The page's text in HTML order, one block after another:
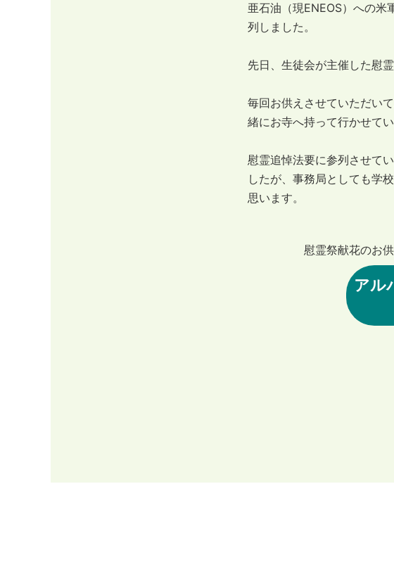
亜石油（現ENEOS）への米
列しました。
先日、生徒会が主催した慰
毎回お供えさせていただい
緒にお寺へ持って行かせてい
慰霊追悼法要に参列させて
したが、事務局としても学
思います。
慰霊祭献花のお
アル